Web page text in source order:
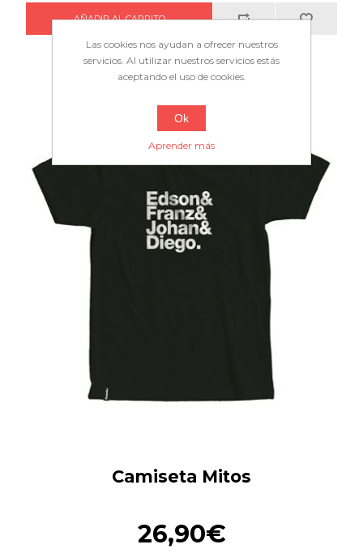
Camiseta Mitos
26,90€
Las cookies nos ayudan a ofrecer nuestros
servicios. Al utilizar nuestros servicios estás
aceptando el uso de cookies.
Ok
Aprender más